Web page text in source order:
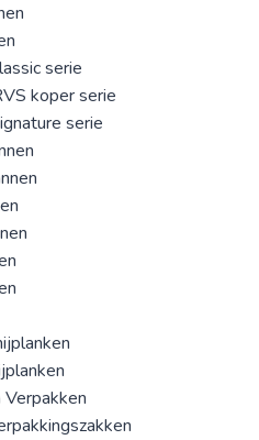
serie
koper serie
serie
Verpakken